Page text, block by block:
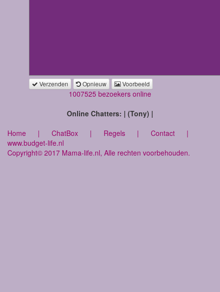
Verzenden Opnieuw Voorbeeld
1007525 bezoekers online
Online Chatters: | (Tony) |
Home | ChatBox | Regels | Contact |
www.budget-life.nl
Copyright© 2017 Mama-life.nl, Alle rechten voorbehouden.